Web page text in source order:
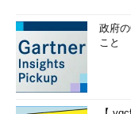
政府
こと